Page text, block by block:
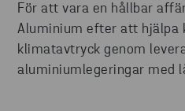
För att vara en hållbar
Aluminium efter att hjälpa
klimatavtryck genom
aluminiumlegeringar med